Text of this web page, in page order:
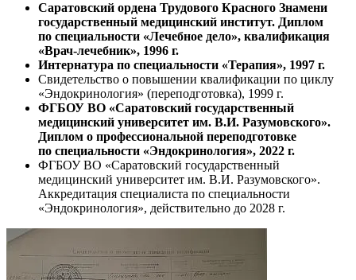
Саратовский ордена Трудового Красного Знамени
государственный медицинский институт. Диплом
по специальности «Лечебное дело», квалификация
«Врач-лечебник», 1996 г.
Интернатура по специальности «Терапия», 1997 г.
Свидетельство о повышении квалификации по циклу
«Эндокринология» (переподготовка), 1999 г.
ФГБОУ ВО «Саратовский государственный
медицинский университет им. В.И. Разумовского».
Диплом о профессиональной переподготовке
по специальности «Эндокринология», 2022 г.
ФГБОУ ВО «Саратовский государственный
медицинский университет им. В.И. Разумовского».
Аккредитация специалиста по специальности
«Эндокринология», действительно до 2028 г.